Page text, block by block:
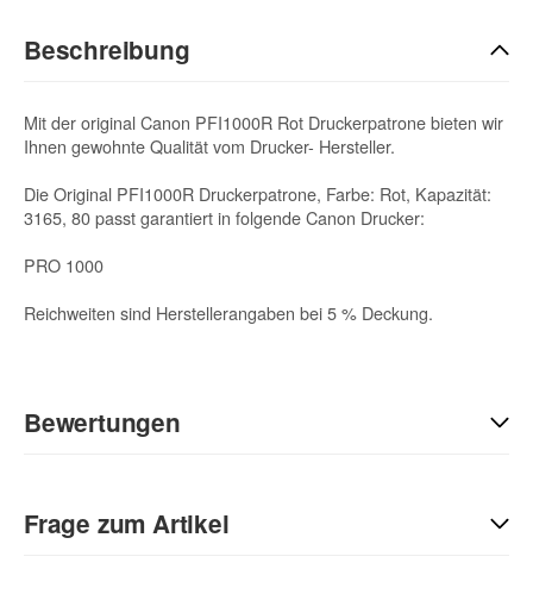
Beschreibung
Mit der original Canon PFI1000R Rot Druckerpatrone bieten wir
Ihnen gewohnte Qualität vom Drucker- Hersteller.
Die Original PFI1000R Druckerpatrone, Farbe: Rot, Kapazität:
3165, 80 passt garantiert in folgende Canon Drucker:
PRO 1000
Reichweiten sind Herstellerangaben bei 5 % Deckung.
Bewertungen
Sie Anderen bei der Kaufentscheidung:
Frage zum Artikel